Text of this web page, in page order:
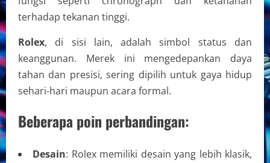
terhadap tekanan tinggi.
Rolex, di sisi lain, adalah simbol status dan
keanggunan. Merek ini mengedepankan daya
tahan dan presisi, sering dipilih untuk gaya hidup
sehari-hari maupun acara formal.
Beberapa poin perbandingan:
Desain: Rolex memiliki desain yang lebih klasik,